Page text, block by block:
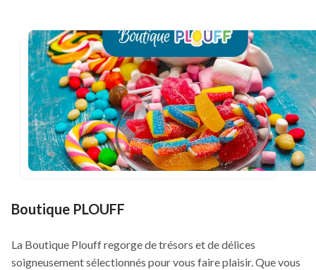
19h00 - 20h30
Disco-Balloune-Party avec Mr. Petit
20h00 - 22h00
Louis Dionne et fils, chansonniers à la piscine
une
nouvelle
fenêtre
Boutique PLOUFF
La Boutique Plouff regorge de trésors et de délices
soigneusement sélectionnés pour vous faire plaisir. Que vous